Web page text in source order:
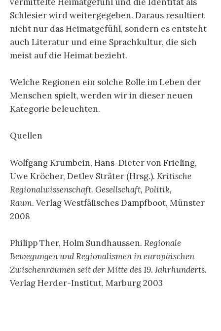
Schlesier wird weitergegeben. Daraus resultiert
nicht nur das Heimatgefühl, sondern es entsteht
auch Literatur und eine Sprachkultur, die sich
meist auf die Heimat bezieht.
Welche Regionen ein solche Rolle im Leben der
Menschen spielt, werden wir in dieser neuen
Kategorie beleuchten.
Quellen
Wolfgang Krumbein, Hans-Dieter von Frieling,
Uwe Kröcher, Detlev Sträter (Hrsg.). Kritische
Regionalwissenschaft. Gesellschaft, Politik,
Raum. Verlag Westfälisches Dampfboot, Münster
2008
Philipp Ther, Holm Sundhaussen. Regionale
Bewegungen und Regionalismen in europäischen
Zwischenräumen seit der Mitte des 19. Jahrhunderts.
Verlag Herder-Institut, Marburg 2003